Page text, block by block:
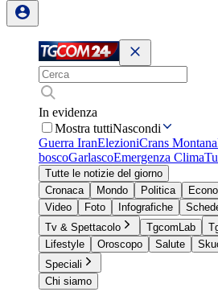
In evidenza
Mostra tuttiNascondi
Guerra IranElezioniCrans Montana
boscoGarlascoEmergenza Clima
Tutte le notizie del giorno
Cronaca
Mondo Politica
Video
Foto Infografiche
Tv & Spettacolo
TgcomLab
Lifestyle
Oroscopo Salute
Speciali
Chi siamo